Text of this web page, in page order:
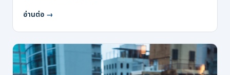
อ่านต่อ →